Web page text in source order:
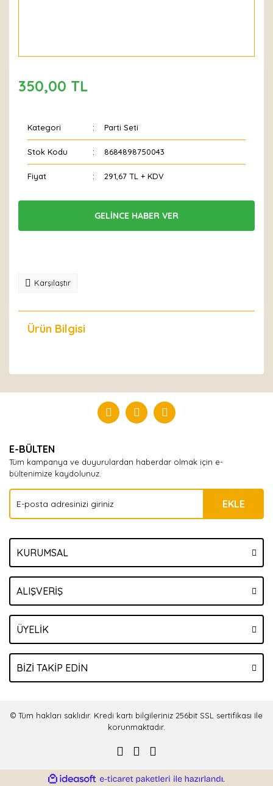
350,00 TL
Kategori Parti Seti
Stok Kodu 8684898750043
Fiyat 291,67 TL + KDV
GELİNCE HABER VER
Karşılaştır
Ürün Bilgisi
Yorum Yaz
E-BÜLTEN
Tüm kampanya ve duyurulardan haberdar olmak için e-
bültenimize kaydolunuz.
EKLE
KURUMSAL
ALIŞVERİŞ
ÜYELİK
BİZİ TAKİP EDİN
© Tüm hakları saklıdır. Kredi kartı bilgileriniz 256bit SSL sertifikası ile
korunmaktadır.
ideasoft e-